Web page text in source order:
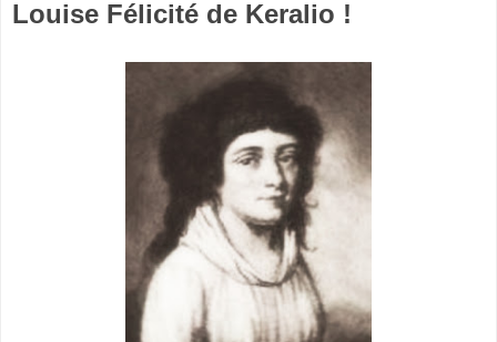
Louise Félicité de Keralio !